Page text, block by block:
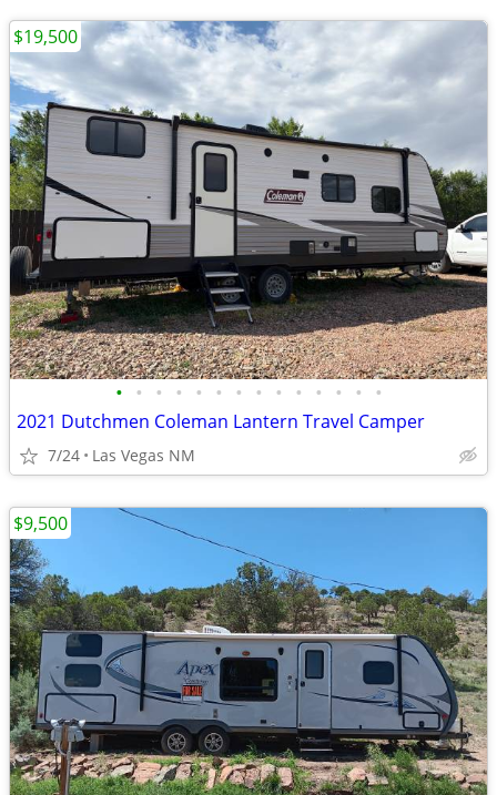
• • • • • • • • • • • • • •
2021 Dutchmen Coleman Lantern Travel Camper
7/24 Las Vegas NM
$19,500
$9,500